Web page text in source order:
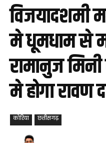
विजयादशमी
मे धूमधाम से
रामानुज
मे होगा रावण
कोरिया छत्तीसगढ़